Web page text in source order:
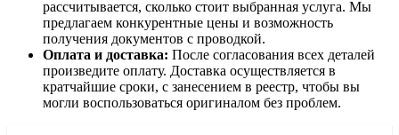
рассчитывается, сколько стоит выбранная услуга. Мы
предлагаем конкурентные цены и возможность
получения документов с проводкой.
Оплата и доставка: После согласования всех деталей
произведите оплату. Доставка осуществляется в
кратчайшие сроки, с занесением в реестр, чтобы вы
могли воспользоваться оригиналом без проблем.